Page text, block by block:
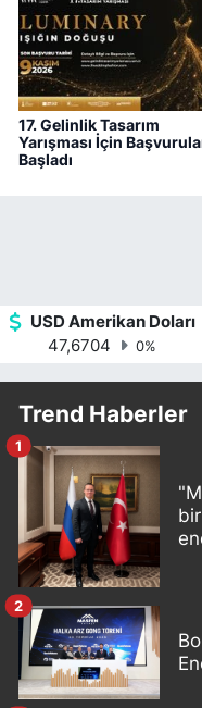
17. Gelinlik Tasarım
Yarışması İçin
Başladı
USD Amerikan Doları
47,6704
0%
Trend Haberler
1
2